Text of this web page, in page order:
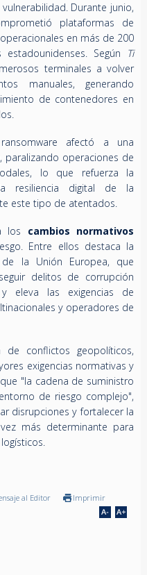
Durante junio,
plataformas de
en más de 200
Según
Ti
terminales a volver
manuales, generando
de contenedores en
afectó a una
operaciones de
lo que refuerza la
resiliencia digital de la
este tipo de atentados.
los cambios normativos
Entre ellos destaca la
de la Unión Europea, que
delitos de corrupción
eleva las exigencias de
y operadores de
de conflictos geopolíticos,
exigencias normativas y
"la cadena de suministro
de riesgo complejo",
disrupciones y fortalecer la
más determinante para
al Editor Imprimir